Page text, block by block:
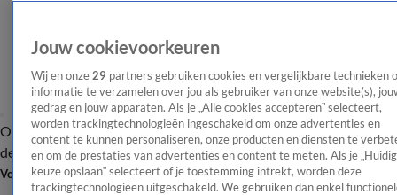
OverzichtAfleveringen Entertainment TV Algemeen
Tip
de redactieNieuwsbrief
Volg Shownieuws
Jouw cookievoorkeuren
Wij en onze 29 partners gebruiken cookies en vergelijkbare technieken
informatie te verzamelen over jou als gebruiker van onze website(s),
gedrag en jouw apparaten. Als je „Alle cookies accepteren” selecteert,
worden trackingtechnologieën ingeschakeld om onze advertenties en
content te kunnen personaliseren, onze producten en diensten te
en om de prestaties van advertenties en content te meten. Als je
keuze opslaan” selecteert of je toestemming intrekt, worden deze
trackingtechnologieën uitgeschakeld. We gebruiken dan enkel